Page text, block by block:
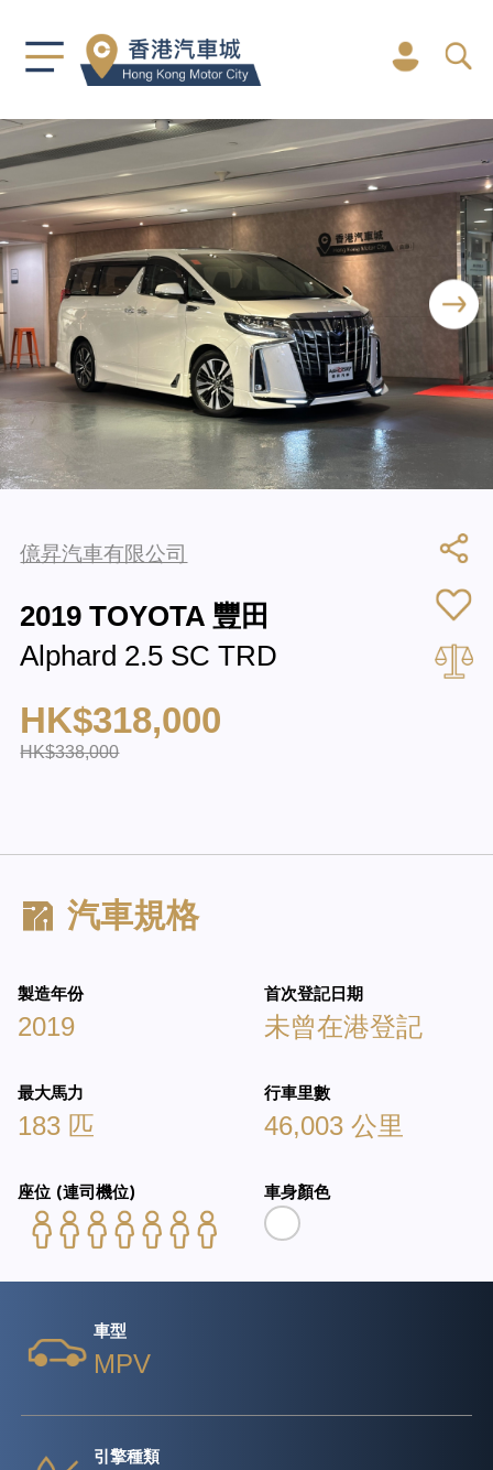
億昇汽車有限公司
2019 TOYOTA 豐田
Alphard 2.5 SC TRD
HK$318,000
HK$338,000
汽車規格
製造年份
2019
首次登記日期
未曾在港登記
最大馬力
183 匹
行車里數
46,003 公里
座位 (連司機位) 車身顏色
車型
MPV
引擎種類